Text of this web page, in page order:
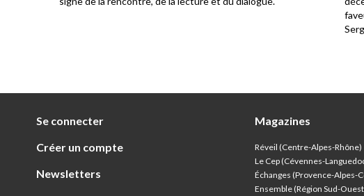
Se connecter
Créer un compte
Newsletters
Magazines
Réveil (Centre-Alpes-Rhône)
Le Cep (Cévennes-
Échanges (Provence-Alpes-
Ensemble (Région Sud-